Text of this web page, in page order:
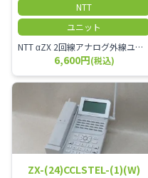
NTT
ユニット
NTT αZX 2回線アナログ外線ユニット
6,600円(税込)
ZX-(24)CCLSTEL-(1)(W)